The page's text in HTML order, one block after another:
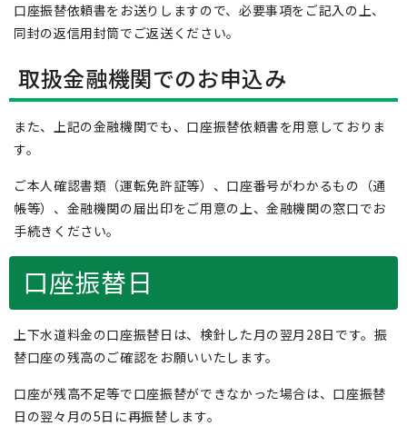
口座振替依頼書をお送りしますので、必要事項をご記入の上、
同封の返信用封筒でご返送ください。
取扱金融機関でのお申込み
また、上記の金融機関でも、口座振替依頼書を用意しておりま
す。
ご本人確認書類（運転免許証等）、口座番号がわかるもの（通
帳等）、金融機関の届出印をご用意の上、金融機関の窓口でお
手続きください。
口座振替日
上下水道料金の口座振替日は、検針した月の翌月28日です。振
替口座の残高のご確認をお願いいたします。
口座が残高不足等で口座振替ができなかった場合は、口座振替
日の翌々月の5日に再振替します。